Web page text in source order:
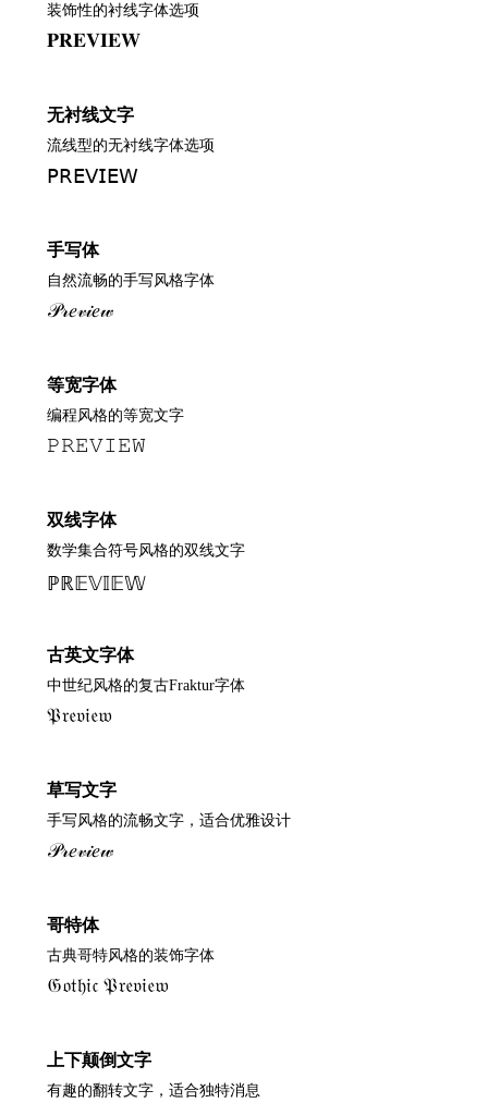
装饰性的衬线字体选项
𝐏𝐑𝐄𝐕𝐈𝐄𝐖
无衬线文字
流线型的无衬线字体选项
𝖯𝖱𝖤𝖵𝖨𝖤𝖶
手写体
自然流畅的手写风格字体
𝒫𝓇𝑒𝓋𝒾𝑒𝓌
等宽字体
编程风格的等宽文字
𝙿𝚁𝙴𝚅𝙸𝙴𝚆
双线字体
数学集合符号风格的双线文字
ℙℝ𝔼𝕍𝕀𝔼𝕎
古英文字体
中世纪风格的复古Fraktur字体
𝔓𝔯𝔢𝔳𝔦𝔢𝔴
草写文字
手写风格的流畅文字，适合优雅设计
𝒫𝓇𝑒𝓋𝒾𝑒𝓌
哥特体
古典哥特风格的装饰字体
𝔊𝔬𝔱𝔥𝔦𝔠 𝔓𝔯𝔢𝔳𝔦𝔢𝔴
上下颠倒文字
有趣的翻转文字，适合独特消息